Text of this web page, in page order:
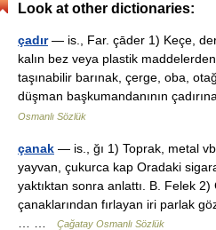
Look at other dictionaries:
çadır— is., Far. çāder 1) Keçe,
kalın bez veya plastik
taşınabilir barınak, çerge, oba, otağ
düşman başkumandanının
Osmanlı Sözlük
çanak — is., ğı 1) Toprak, metal
yayvan, çukurca kap Oradaki
yaktıktan sonra anlattı. B. Felek 2)
çanaklarından fırlayan iri parlak
Çağatay Osmanlı Sözlük